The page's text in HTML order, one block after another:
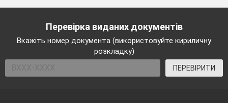
Перевірка виданих документів
Вкажіть номер документа (використовуйте кириличну
розкладку)
ПЕРЕВІРИТИ